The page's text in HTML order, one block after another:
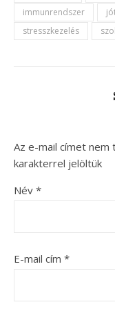
immunrendszer
stresszkezelés
Az e-mail címet nem
karakterrel jelöltük
Név *
E-mail cím *